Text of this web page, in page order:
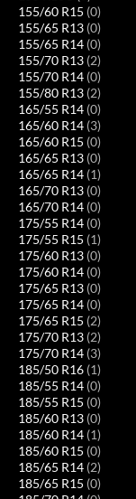
155/60 R15 (0)
155/65 R13 (0)
155/65 R14 (0)
155/70 R13 (2)
155/70 R14 (0)
155/80 R13 (2)
165/55 R14 (0)
165/60 R14 (3)
165/60 R15 (0)
165/65 R13 (0)
165/65 R14 (1)
165/70 R13 (0)
165/70 R14 (0)
175/55 R14 (0)
175/55 R15 (1)
175/60 R13 (0)
175/60 R14 (0)
175/65 R13 (0)
175/65 R14 (0)
175/65 R15 (2)
175/70 R13 (2)
175/70 R14 (3)
185/50 R16 (1)
185/55 R14 (0)
185/55 R15 (0)
185/60 R13 (0)
185/60 R14 (1)
185/60 R15 (0)
185/65 R14 (2)
185/65 R15 (0)